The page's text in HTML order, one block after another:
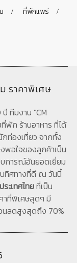
ที่พักแพร่
ม ราคาพิเศษ
ทีมงาน "CM
พัก ร้านอาหาร ที่ได้
กท่องเที่ยว จากทั้ง
พอใจของลูกค้าเป็น
บการณ์อันยอดเยี่ยม
นทิศทางที่ดี ณ วันนี้
ะเทศไทยที่เป็น
าที่พิเศษสุดๆ มี
นลดสูงสุดถึง 70%